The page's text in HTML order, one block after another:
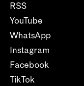
RSS
YouTube
WhatsApp
Instagram
Facebook
TikTok